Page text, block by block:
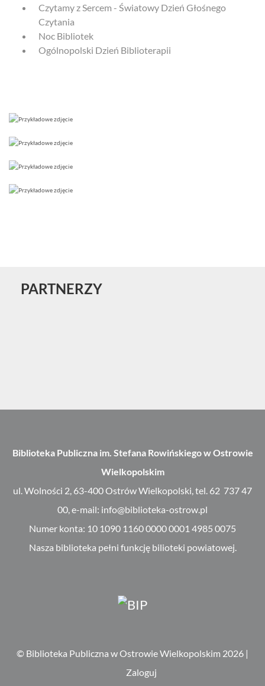
Czytamy z Sercem - Światowy Dzień Głośnego
Czytania
Noc Bibliotek
Ogólnopolski Dzień Biblioterapii
PARTNERZY
Biblioteka Publiczna im. Stefana Rowińskiego w Ostrowie
Wielkopolskim
ul. Wolności 2, 63-400 Ostrów Wielkopolski, tel. 62 737 47
00, e-mail: info@biblioteka-ostrow.pl
Numer konta: 10 1090 1160 0000 0001 4985 0075
Nasza biblioteka pełni funkcję bilioteki powiatowej.
© Biblioteka Publiczna w Ostrowie Wielkopolskim 2026
Zaloguj